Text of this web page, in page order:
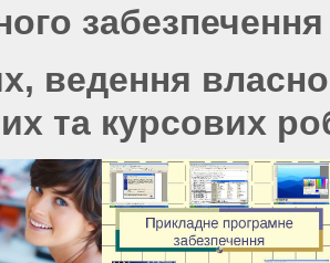
ведення
та курсових